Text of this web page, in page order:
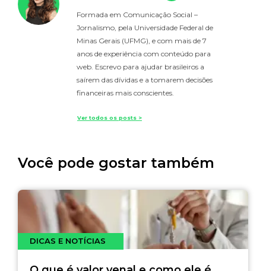
Formada em Comunicação Social –
Jornalismo, pela Universidade Federal de
Minas Gerais (UFMG), e com mais de 7
anos de experiência com conteúdo para
web. Escrevo para ajudar brasileiros a
saírem das dívidas e a tomarem decisões
financeiras mais conscientes.
Ver todos os posts >
Você pode gostar também
DICAS E NOTÍCIAS